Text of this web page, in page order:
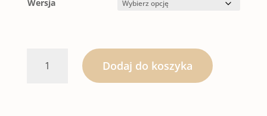
Wersja
Dodaj do koszyka